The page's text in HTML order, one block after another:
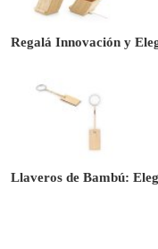
Regalá Innovación y
Llaveros de Bambú: